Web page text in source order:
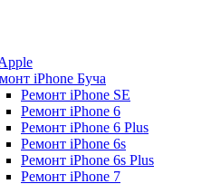
iPhone Буча
Ремонт iPhone SE
Ремонт iPhone 6
Ремонт iPhone 6 Plus
Ремонт iPhone 6s
Ремонт iPhone 6s Plus
Ремонт iPhone 7